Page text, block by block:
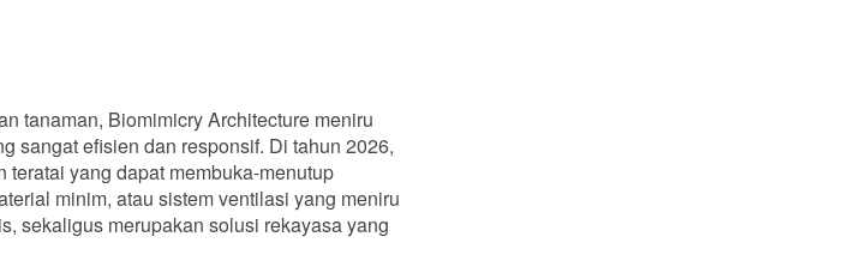
tanaman, Biomimicry Architecture meniru
sangat efisien dan responsif. Di tahun 2026,
yang dapat membuka-menutup
minim, atau sistem ventilasi yang meniru
sekaligus merupakan solusi rekayasa yang